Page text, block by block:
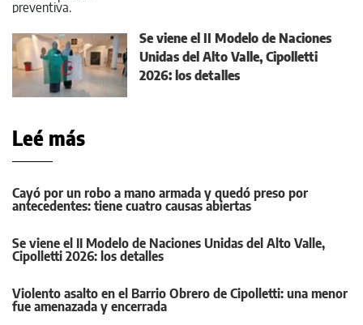
Se viene el II Modelo de Naciones
Unidas del Alto Valle, Cipolletti
2026: los detalles
Leé más
Cayó por un robo a mano armada y quedó preso por
antecedentes: tiene cuatro causas abiertas
Se viene el II Modelo de Naciones Unidas del Alto Valle,
Cipolletti 2026: los detalles
Violento asalto en el Barrio Obrero de Cipolletti: una menor
fue amenazada y encerrada